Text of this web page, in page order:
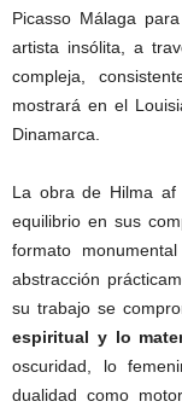
Picasso Málaga
artista insólita, a
compleja,
mostrará en el
Dinamarca.
La obra de Hilma
equilibrio en sus
formato
abstracción
su trabajo se
espiritual y lo
oscuridad, lo
dualidad como